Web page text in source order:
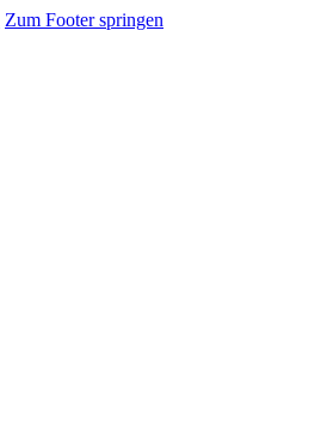
Zum Footer springen